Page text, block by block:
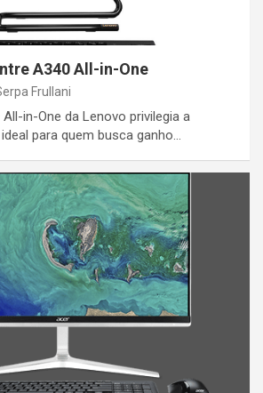
A340 All-in-One
Frullani
in-One da Lenovo privilegia a
para quem busca ganho…